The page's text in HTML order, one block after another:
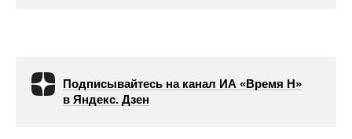
Подписывайтесь на канал ИА «Время Н»
в Яндекс. Дзен